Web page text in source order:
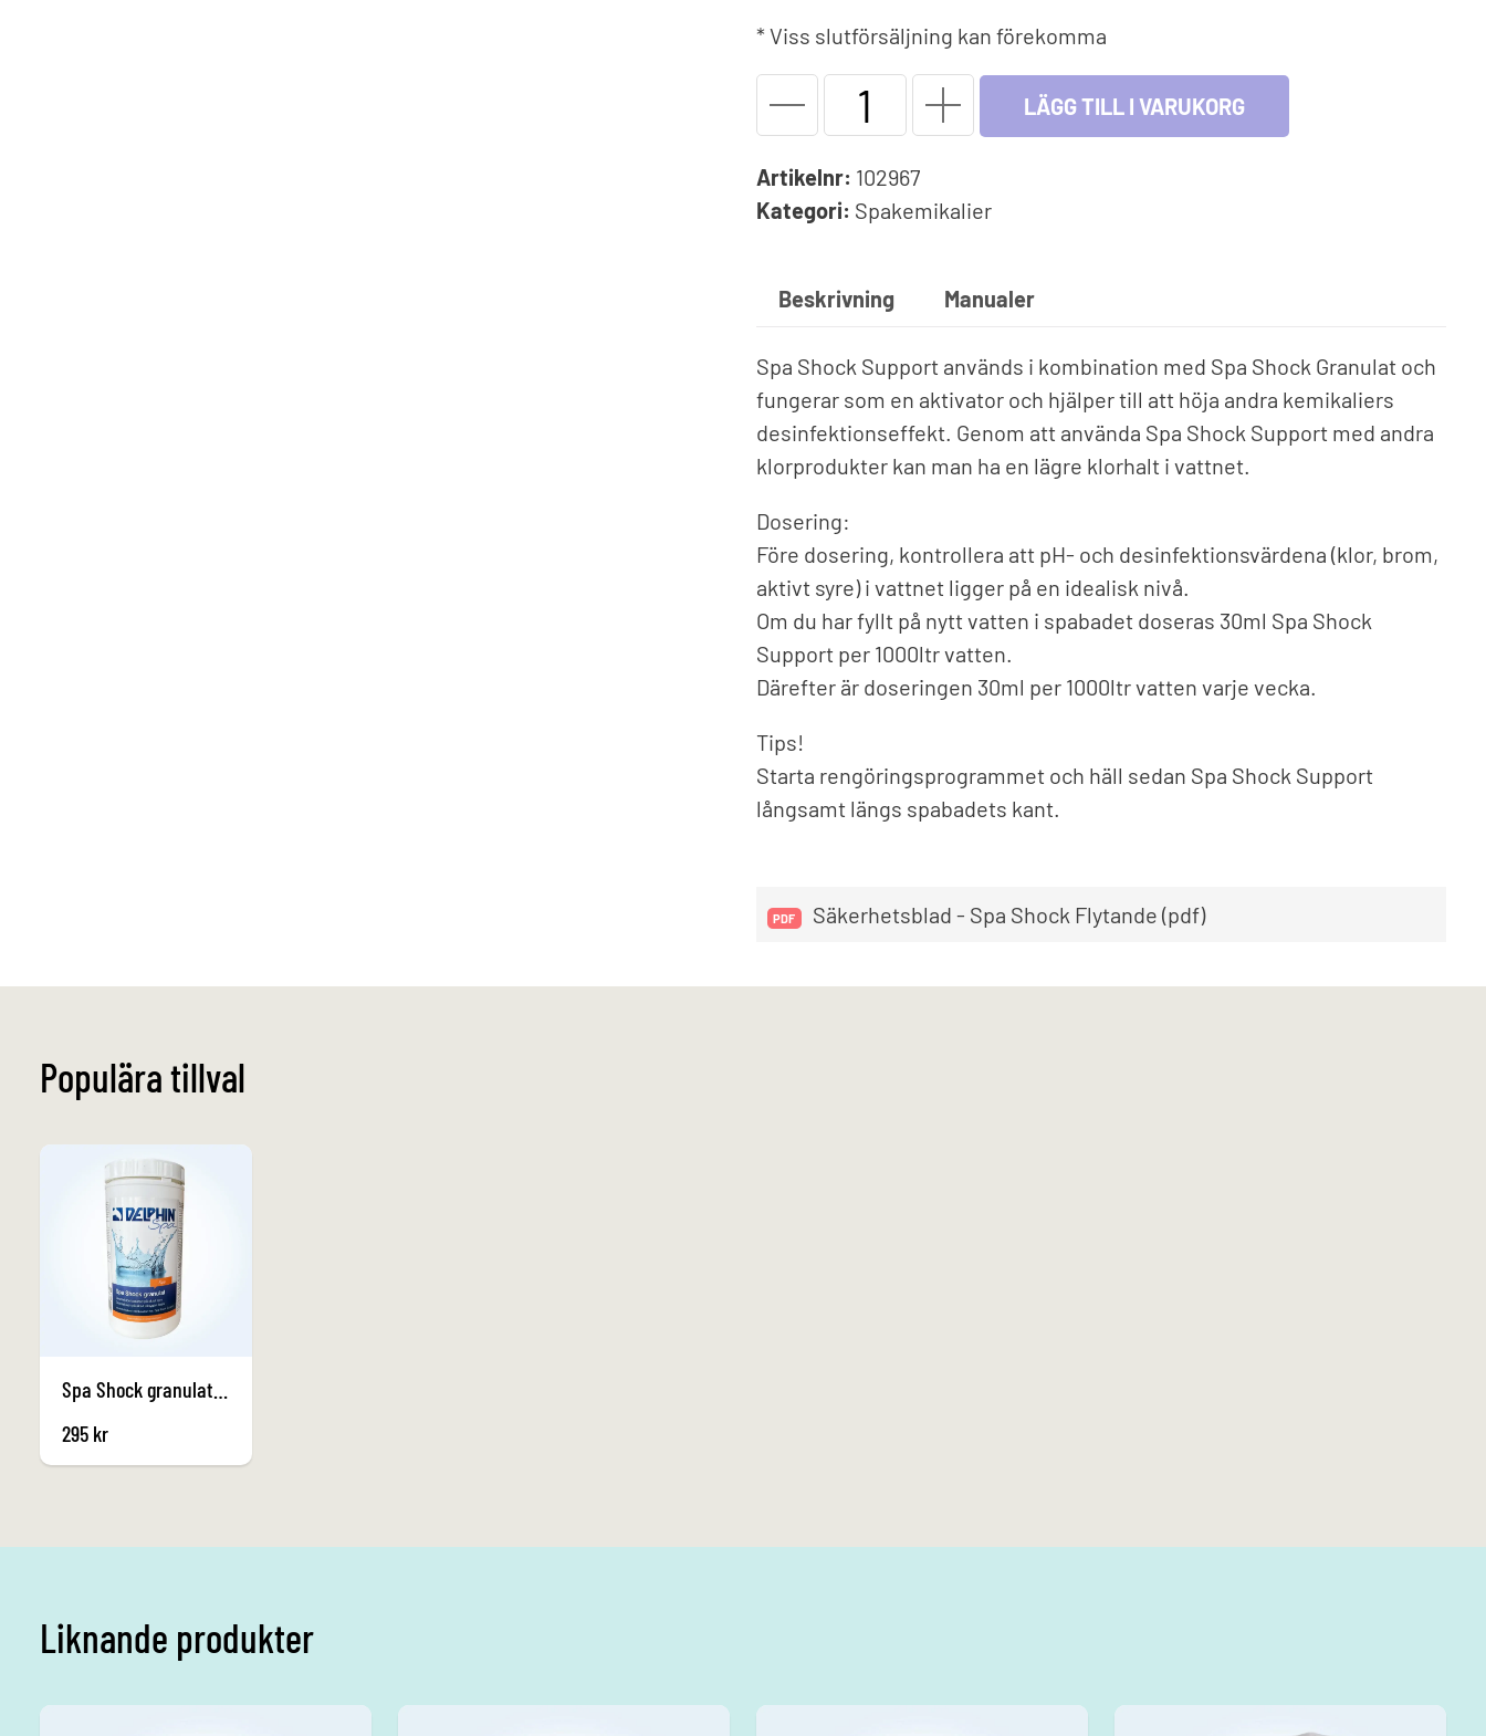
Upprullningsanordning
Träna i poolen
Jet Swim
Poolmiljö & leksaker
Dricksglas
Spel och lek
Uppblåsbara leksaker
* Viss slutförsäljning kan förekomma
Flytande
1
mängd
LÄGG TILL I VARUKORG
Artikelnr: 102967
Kategori: Spakemikalier
Beskrivning Manualer
Spa Shock Support används i kombination med Spa Shock Granulat och
fungerar som en aktivator och hjälper till att höja andra kemikaliers
desinfektionseffekt. Genom att använda Spa Shock Support med andra
klorprodukter kan man ha en lägre klorhalt i vattnet.
Dosering:
Före dosering, kontrollera att pH- och desinfektionsvärdena (klor, brom,
aktivt syre) i vattnet ligger på en idealisk nivå.
Om du har fyllt på nytt vatten i spabadet doseras 30ml Spa Shock
Support per 1000ltr vatten.
Därefter är doseringen 30ml per 1000ltr vatten varje vecka.
Tips!
Starta rengöringsprogrammet och häll sedan Spa Shock Support
långsamt längs spabadets kant.
Säkerhetsblad - Spa Shock Flytande (pdf)
Populära tillval
Spa Shock granulat, 1kg
295 kr
Liknande produkter